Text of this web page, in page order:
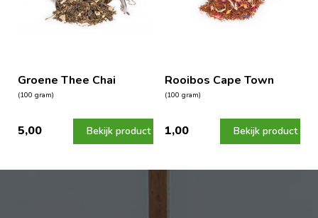
Groene Thee Chai
(100 gram)
5,00 Bekijk product
Rooibos Cape Town
(100 gram)
1,00 Bekijk product